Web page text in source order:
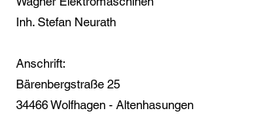
Inh. Stefan Neurath
Anschrift:
Bärenbergstraße 25
34466 Wolfhagen - Altenhasungen